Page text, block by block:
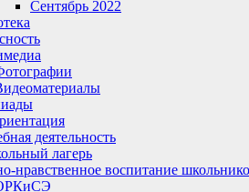
Сентябрь 2022
деятельность
лагерь
нравственное воспитание